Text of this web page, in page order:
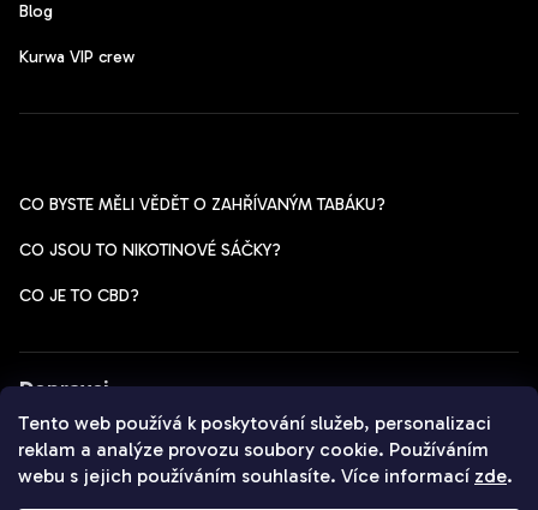
Tento web používá k poskytování služeb, personalizaci
reklam a analýze provozu soubory cookie. Používáním
webu s jejich používáním souhlasíte. Více informací zde.
Blog
Kurwa VIP crew
CO BYSTE MĚLI VĚDĚT O ZAHŘÍVANÝM TABÁKU?
CO JSOU TO NIKOTINOVÉ SÁČKY?
CO JE TO CBD?
Dopravci